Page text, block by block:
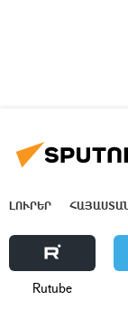
ԼՈՒՐԵՐ
Rutube